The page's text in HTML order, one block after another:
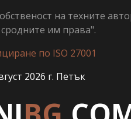
на техните
им права".
по ISO 27001
2026 г. Петък